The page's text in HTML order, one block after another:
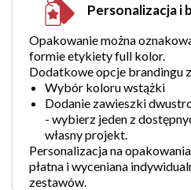
Personalizacja i
Opakowanie można
formie etykiety full kolor.
Dodatkowe opcje brandingu
Wybór koloru wstążki
Dodanie zawieszki
- wybierz jeden z
własny projekt.
Personalizacja na
płatna i wyceniana
zestawów.